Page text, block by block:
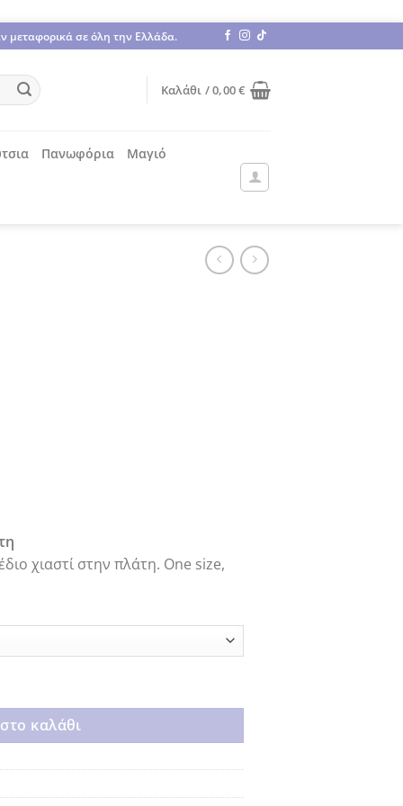
μεταφορικά σε όλη την Ελλάδα.
Καλάθι /0,00€
Πανωφόρια Μαγιό
χιαστί στην πλάτη. One size,
καλάθι